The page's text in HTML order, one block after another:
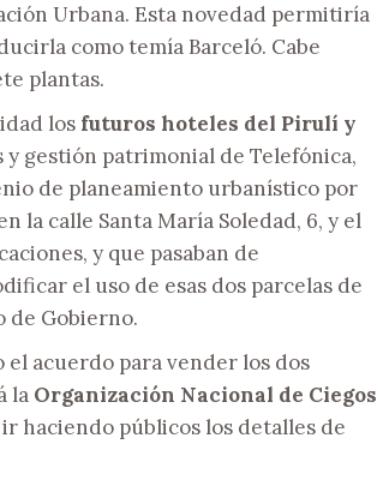
Urbana. Esta novedad permitiría
como temía Barceló. Cabe
plantas.
los futuros hoteles del Pirulí y
gestión patrimonial de Telefónica,
de planeamiento urbanístico por
la calle Santa María Soledad, 6, y el
y que pasaban de
el uso de esas dos parcelas de
de Gobierno.
el acuerdo para vender los dos
la Organización Nacional de Ciegos
haciendo públicos los detalles de